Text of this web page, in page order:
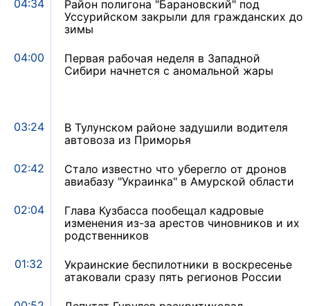
04:34
Район полигона "Барановский" под
Уссурийском закрыли для гражданских до
зимы
04:00
Первая рабочая неделя в Западной
Сибири начнется с аномальной жары
03:24
В Тулунском районе задушили водителя
автовоза из Приморья
02:42
Стало известно что уберегло от дронов
авиабазу "Украинка" в Амурской области
02:04
Глава Кузбасса пообещал кадровые
изменения из-за арестов чиновников и их
родственников
01:32
Украинские беспилотники в воскресенье
атаковали сразу пять регионов России